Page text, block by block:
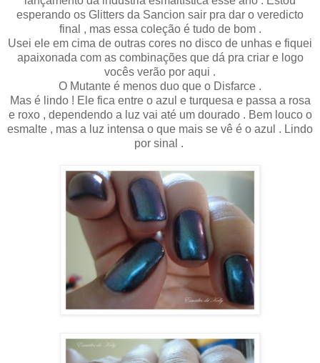
esperando os Glitters da Sancion sair pra dar o veredicto
final , mas essa coleção é tudo de bom .
Usei ele em cima de outras cores no disco de unhas e fiquei
apaixonada com as combinações que dá pra criar e logo
vocês verão por aqui .
O Mutante é menos duo que o Disfarce .
Mas é lindo ! Ele fica entre o azul e turquesa e passa a rosa
e roxo , dependendo a luz vai até um dourado . Bem louco o
esmalte , mas a luz intensa o que mais se vê é o azul . Lindo
por sinal .